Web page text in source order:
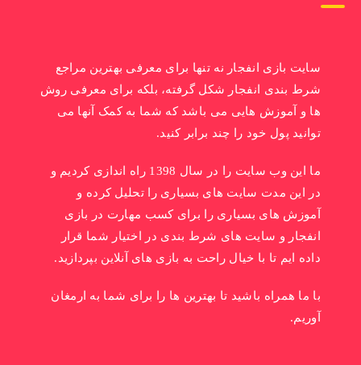
سایت بازی انفجار نه تنها برای معرفی بهترین مراجع
شرط بندی انفجار شکل گرفته، بلکه برای معرفی روش
ها و آموزش هایی می باشد که شما به کمک آنها می
توانید پول خود را چند برابر کنید.
ما این وب سایت را در سال 1398 راه اندازی کردیم و
در این مدت سایت های بسیاری را تحلیل کرده و
آموزش های بسیاری را برای کسب مهارت در بازی
انفجار و سایت های شرط بندی در اختیار شما قرار
داده ایم تا با خیال راحت به بازی های آنلاین بپردازید.
با ما همراه باشید تا بهترین ها را برای شما به ارمغان
آوریم.